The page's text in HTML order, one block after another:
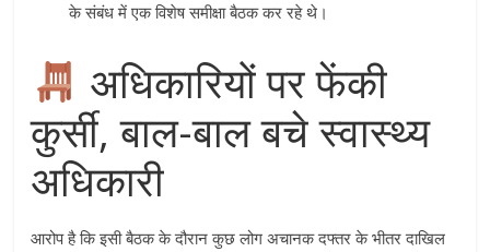
के संबंध में एक विशेष समीक्षा बैठक कर रहे थे।
अधिकारियों पर फेंकी
कुर्सी, बाल-बाल बचे स्वास्थ्य
अधिकारी
आरोप है कि इसी बैठक के दौरान कुछ लोग अचानक दफ्तर के भीतर दाखिल